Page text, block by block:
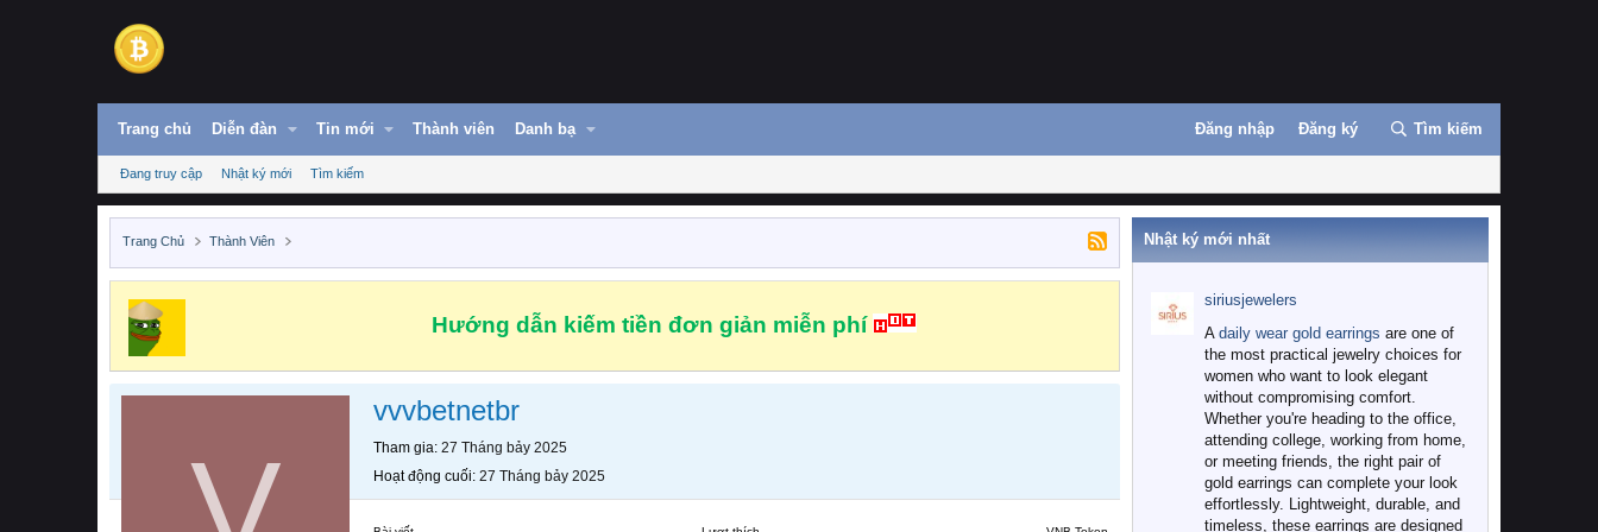
Trang chủ Diễn đàn Tin mới Thành viên Danh bạ Đăng nhập Đăng ký Tìm kiếm
Đang truy cập Nhật ký mới Tìm kiếm
Trang Chủ Thành Viên
Hướng dẫn kiếm tiền đơn giản miễn phí
vvvbetnetbr
Tham gia 27 Tháng bảy 2025
Hoạt động cuối 27 Tháng bảy 2025
Nhật ký mới nhất
siriusjewelers
A daily wear gold earrings are one of
the most practical jewelry choices for
women who want to look elegant
without compromising comfort.
Whether you're heading to the office,
attending college, working from home,
or meeting friends, the right pair of
gold earrings can complete your look
effortlessly. Lightweight, durable, and
timeless, these earrings are designed